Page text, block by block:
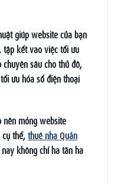
giúp website của bạn
tập kết vào việc tối ưu
sâu cho thủ đô,
ưu hóa số điện thoại
nền móng website
thể,thuê nhà Quán
không chỉ hà tằn hà